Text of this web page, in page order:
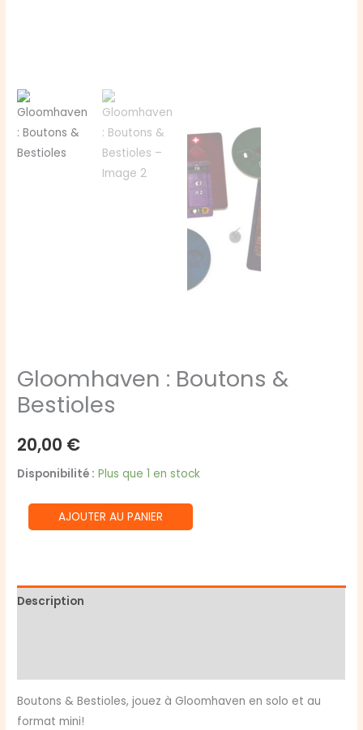
Gloomhaven : Boutons &
Bestioles
20,00 €
Disponibilité : Plus que 1 en stock
quantité
de
Boutons
AJOUTER AU PANIER
Description
Boutons & Bestioles, jouez à Gloomhaven en solo et au
format mini!